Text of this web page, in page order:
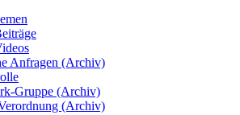
Anfragen (Archiv)
Gruppe (Archiv)
(Archiv)